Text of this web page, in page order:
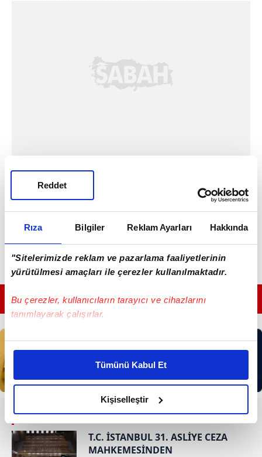
Rıza Bilgiler Reklam Ayarları Hakkında
"Sitelerimizde reklam ve pazarlama faaliyetlerinin
yürütülmesi amaçları ile çerezler kullanılmaktadır.
Bu çerezler, kullanıcıların tarayıcı ve cihazlarını
tanımlayarak çalışırlar.
Bu çerezlere izin vermeniz halinde sizlere özel
daha iyi reklam deneyimi yaşatabiliriz. Bunu yaparken
amacımızın size daha iyi bir reklam deneyimi sunmak
olduğunu ve sizlere en iyi içerikleri sunabilmek adına
elimizden gelen çabayı gösterdiğimizi ve bu noktada,
reklamların maliyetlerimizi karşılamak noktasında tek gelir
kalemimiz olduğunu sizlere hatırlatmak isteriz.
Tümünü Kabul Et
Kişiselleştir
Reddet
GÜNÜN EN ÖNEMLİ MANŞETLERİ İÇİN TIKLAYIN
RESMİ İLANLAR
T.C. İSTANBUL 31. ASLİYE CEZA
MAHKEMESİNDEN